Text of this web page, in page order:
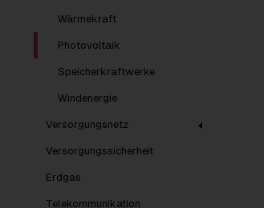
Wärmekraft
Photovoltaik
Speicherkraftwerke
Windenergie
Versorgungsnetz
Versorgungssicherheit
Erdgas
Telekommunikation